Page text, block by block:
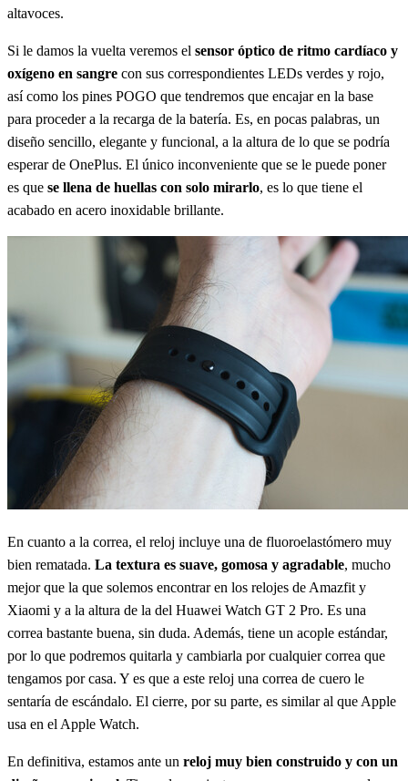
altavoces.
Si le damos la vuelta veremos el sensor óptico de ritmo cardíaco y
oxígeno en sangre con sus correspondientes LEDs verdes y rojo,
así como los pines POGO que tendremos que encajar en la base
para proceder a la recarga de la batería. Es, en pocas palabras, un
diseño sencillo, elegante y funcional, a la altura de lo que se podría
esperar de OnePlus. El único inconveniente que se le puede poner
es que se llena de huellas con solo mirarlo, es lo que tiene el
acabado en acero inoxidable brillante.
En cuanto a la correa, el reloj incluye una de fluoroelastómero muy
bien rematada. La textura es suave, gomosa y agradable, mucho
mejor que la que solemos encontrar en los relojes de Amazfit y
Xiaomi y a la altura de la del Huawei Watch GT 2 Pro. Es una
correa bastante buena, sin duda. Además, tiene un acople estándar,
por lo que podremos quitarla y cambiarla por cualquier correa que
tengamos por casa. Y es que a este reloj una correa de cuero le
sentaría de escándalo. El cierre, por su parte, es similar al que Apple
usa en el Apple Watch.
En definitiva, estamos ante un reloj muy bien construido y con un